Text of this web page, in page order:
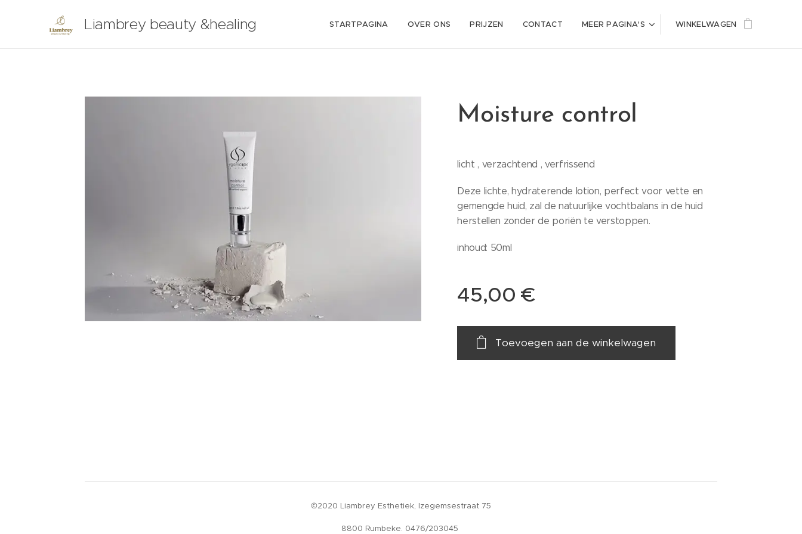
Liambrey beauty &healing STARTPAGINA OVER ONS PRIJZEN CONTACT MEER PAGINA'S WINKELWAGEN
Moisture control
licht , verzachtend , verfrissend
Deze lichte, hydraterende lotion, perfect voor vette en
gemengde huid, zal de natuurlijke vochtbalans in de huid
herstellen zonder de poriën te verstoppen.
inhoud: 50ml
45,00 €
Toevoegen aan de winkelwagen
©2020 Liambrey Esthetiek, Izegemsestraat 75
8800 Rumbeke. 0476/203045